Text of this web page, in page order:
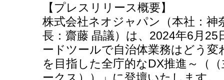
【プレスリリース概要】
株式会社ネオジャパン（本社：神
長：齋藤 晶議）は、2024年6月
ードツールで自治体業務はどう
を目指した全庁的なDX推進～（
ークス））」に登壇いたします。